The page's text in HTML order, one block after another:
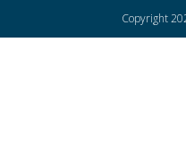
Copyright